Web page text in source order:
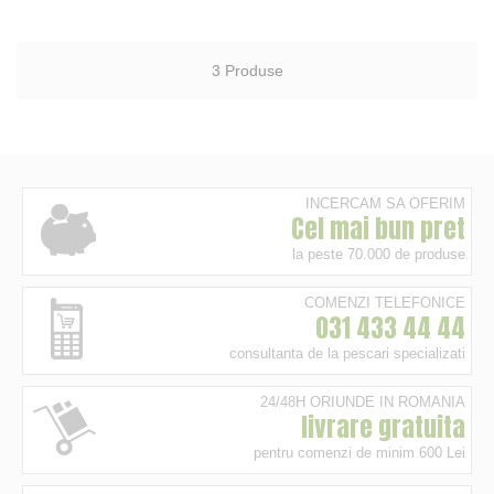
3 Produse
INCERCAM SA OFERIM
Cel mai bun pret
la peste 70.000 de produse
COMENZI TELEFONICE
031 433 44 44
consultanta de la pescari specializati
24/48H ORIUNDE IN ROMANIA
livrare gratuita
pentru comenzi de minim 600 Lei